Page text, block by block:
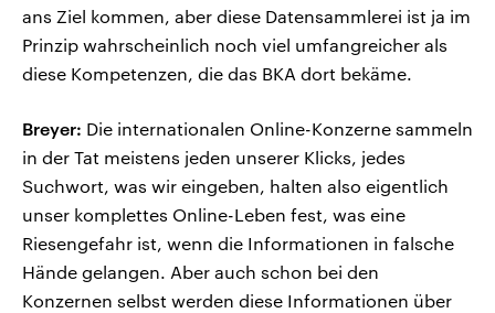
ans Ziel kommen, aber diese Datensammlerei ist ja im
Prinzip wahrscheinlich noch viel umfangreicher als
diese Kompetenzen, die das BKA dort bekäme.
Breyer: Die internationalen Online-Konzerne sammeln
in der Tat meistens jeden unserer Klicks, jedes
Suchwort, was wir eingeben, halten also eigentlich
unser komplettes Online-Leben fest, was eine
Riesengefahr ist, wenn die Informationen in falsche
Hände gelangen. Aber auch schon bei den
Konzernen selbst werden diese Informationen über